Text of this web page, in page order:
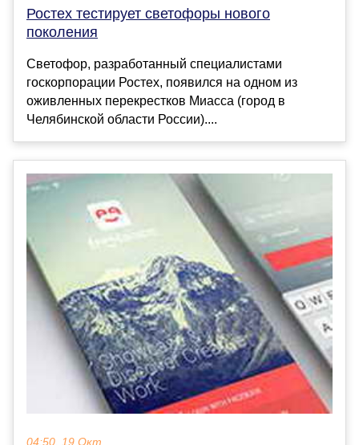
Ростех тестирует светофоры нового
поколения
Светофор, разработанный специалистами
госкорпорации Ростех, появился на одном из
оживленных перекрестков Миасса (город в
Челябинской области России)....
04:50, 19 Окт